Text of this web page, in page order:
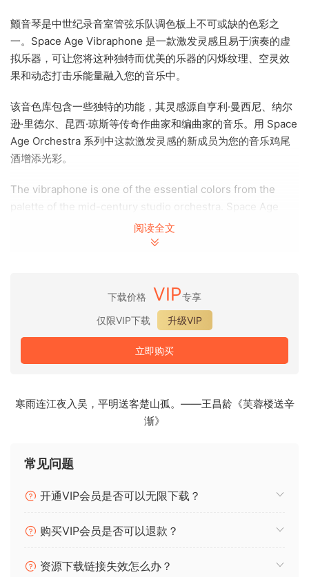
颤音琴是中世纪录音室管弦乐队调色板上不可或缺的色彩之
一。Space Age Vibraphone 是一款激发灵感且易于演奏的虚
拟乐器，可让您将这种独特而优美的乐器的闪烁纹理、空灵效
果和动态打击乐能量融入您的音乐中。
该音色库包含一些独特的功能，其灵感源自亨利·曼西尼、纳尔
逊·里德尔、昆西·琼斯等传奇作曲家和编曲家的音乐。用 Space
Age Orchestra 系列中这款激发灵感的新成员为您的音乐鸡尾
酒增添光彩。
The vibraphone is one of the essential colors from the
palette of the mid-century studio orchestra. Space Age
Vibraphone allows you to bring the shimmering textures,
ethereal effects, and dynamic percussive energy of this
This library includes unique features inspired by the music
of legendary composers and arrangers such as Henry
Mancini, Nelson Riddle, Quincy Jones, and many others.
Garnish your musical cocktail with this inspiring addition to
🏠 HomePage
阅读全文
下载价格 VIP专享
仅限VIP下载
升级VIP
立即购买
寒雨连江夜入吴，平明送客楚山孤。——王昌龄《芙蓉楼送辛
渐》
常见问题
开通VIP会员是否可以无限下载？
购买VIP会员是否可以退款？
资源下载链接失效怎么办？